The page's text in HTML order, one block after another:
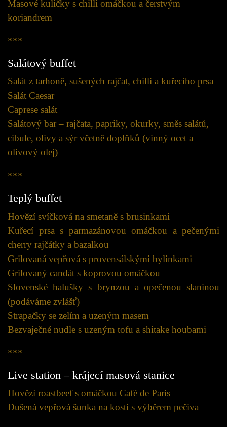
Masové kuličky s chilli omáčkou a čerstvým
koriandrem
***
Salátový buffet
Salát z tarhoně, sušených rajčat, chilli a kuřecího prsa
Salát Caesar
Caprese salát
Salátový bar – rajčata, papriky, okurky, směs salátů,
cibule, olivy a sýr včetně doplňků (vinný ocet a
olivový olej)
***
Teplý buffet
Hovězí svíčková na smetaně s brusinkami
Kuřecí prsa s parmazánovou omáčkou a pečenými
cherry rajčátky a bazalkou
Grilovaná vepřová s provensálskými bylinkami
Grilovaný candát s koprovou omáčkou
Slovenské halušky s brynzou a opečenou slaninou
(podáváme zvlášť)
Strapačky se zelím a uzeným masem
Bezvaječné nudle s uzeným tofu a shitake houbami
***
Live station – krájecí masová stanice
Hovězí roastbeef s omáčkou Café de Paris
Dušená vepřová šunka na kosti s výběrem pečiva